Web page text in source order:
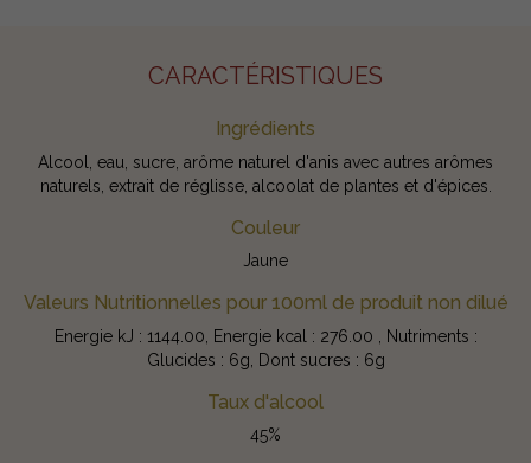
CARACTÉRISTIQUES
Ingrédients
Alcool, eau, sucre, arôme naturel d'anis avec autres arômes
naturels, extrait de réglisse, alcoolat de plantes et d'épices.
Couleur
Jaune
Valeurs Nutritionnelles pour 100ml de produit non dilué
Energie kJ : 1144.00, Energie kcal : 276.00 , Nutriments :
Glucides : 6g, Dont sucres : 6g
Taux d'alcool
45%